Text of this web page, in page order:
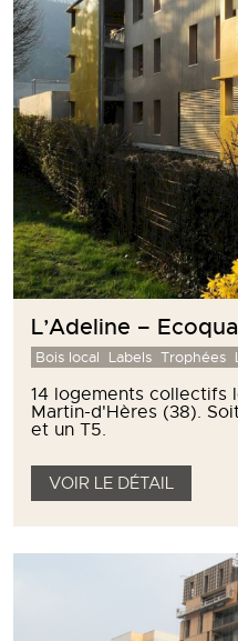
L’Adeline –
Bois local Labels Trophées
14 logements collectifs
Martin-d'Hères (38).
et un T5.
VOIR LE DÉTAIL